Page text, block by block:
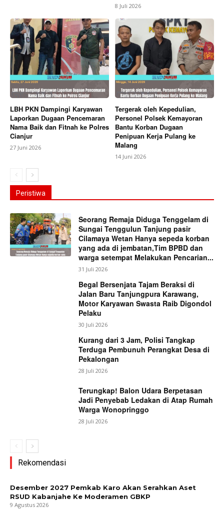
8 Juli 2026
LBH PKN Dampingi Karyawan
Laporkan Dugaan Pencemaran
Nama Baik dan Fitnah ke Polres
Cianjur
27 Juni 2026
Tergerak oleh Kepedulian,
Personel Polsek Kemayoran
Bantu Korban Dugaan
Penipuan Kerja Pulang ke
Malang
14 Juni 2026
Peristiwa
Seorang Remaja Diduga Tenggelam di
Sungai Tenggulun Tanjung pasir
Cilamaya Wetan Hanya sepeda korban
yang ada di jembatan,Tim BPBD dan
warga setempat Melakukan Pencarian...
31 Juli 2026
Begal Bersenjata Tajam Beraksi di
Jalan Baru Tanjungpura Karawang,
Motor Karyawan Swasta Raib Digondol
Pelaku
30 Juli 2026
Kurang dari 3 Jam, Polisi Tangkap
Terduga Pembunuh Perangkat Desa di
Pekalongan
28 Juli 2026
Terungkap! Balon Udara Berpetasan
Jadi Penyebab Ledakan di Atap Rumah
Warga Wonopringgo
28 Juli 2026
Rekomendasi
Desember 2027 Pemkab Karo Akan Serahkan Aset
RSUD Kabanjahe Ke Moderamen GBKP
9 Agustus 2026